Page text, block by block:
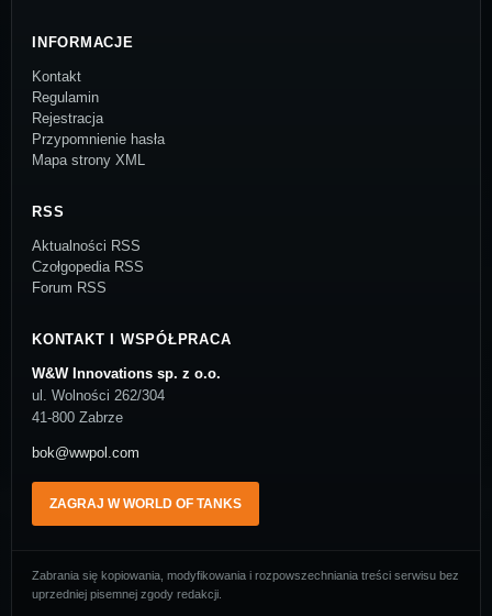
INFORMACJE
Kontakt
Regulamin
Rejestracja
Przypomnienie hasła
Mapa strony XML
RSS
Aktualności RSS
Czołgopedia RSS
Forum RSS
KONTAKT I WSPÓŁPRACA
W&W Innovations sp. z o.o.
ul. Wolności 262/304
41-800 Zabrze
bok@wwpol.com
ZAGRAJ W WORLD OF TANKS
Zabrania się kopiowania, modyfikowania i rozpowszechniania treści serwisu bez
uprzedniej pisemnej zgody redakcji.